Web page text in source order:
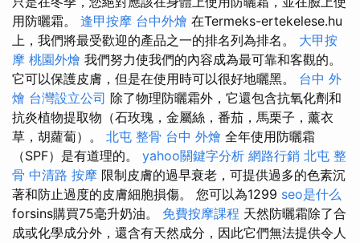
用防曬霜。 逢甲按摩 台中外燴 在Termeks-ertekelese.hu
上，我們將最受歡迎的產品之一的排名列為排名。 大甲按
摩 桃園外燴 我們努力使我們的內容成為最可靠和客觀的。
它可以保護皮膚，但是在使用時可以很好地曬黑。 台中 外
燴 台灣設立公司 除了物理防曬霜外，它還包含抗氧化劑和
抗炎植物提取物（石玫瑰，金屬絲，番茄，馬栗子，薰衣
草，胡蘿蔔）。 北屯 整骨 台中 外燴 全年使用防曬霜
（SPF）是有道理的。 yahoo關鍵字分析 網路行銷 北屯 整
骨 中清路 按摩 限制皮膚的過早衰老，可提供過多的色素沉
著和防止過度的皮膚細胞損傷。 您可以為1299 seo是什么
forsins購買75毫升奶油。 免費按摩課程 天然防曬霜除了合
成或化學成分外，還含有天然成分，因此它們無法提供令人